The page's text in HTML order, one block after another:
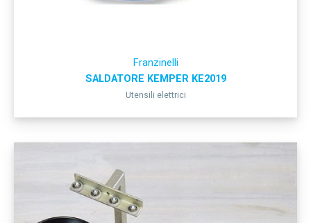
Franzinelli
SALDATORE KEMPER KE2019
Utensili elettrici